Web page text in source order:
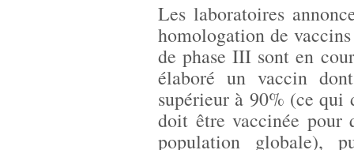
Les laboratoires
homologation de
de phase III sont en
élaboré un vaccin
supérieur à 90% (ce
doit être vaccinée pour
population globale),